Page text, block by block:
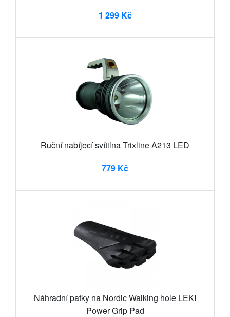
1 299 Kč
Ruční nabíjecí svítilna Trixline A213 LED
779 Kč
Náhradní patky na Nordic Walking hole LEKI
Power Grip Pad